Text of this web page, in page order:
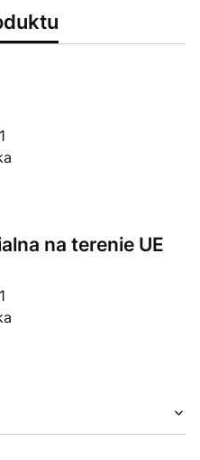
na terenie UE